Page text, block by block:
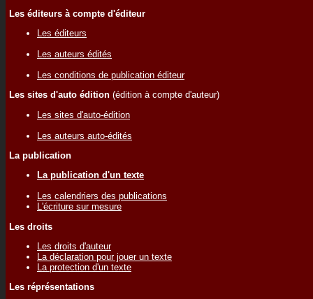
Les éditeurs à compte d'éditeur
Les éditeurs
Les auteurs édités
Les conditions de publication éditeur
Les sites d'auto édition (édition à compte d'auteur)
Les sites d'auto-édition
Les auteurs auto-édités
La publication
La publication d'un texte
Les calendriers des publications
L'écriture sur mesure
Les droits
Les droits d'auteur
La déclaration pour jouer un texte
La protection d'un texte
Les réprésentations